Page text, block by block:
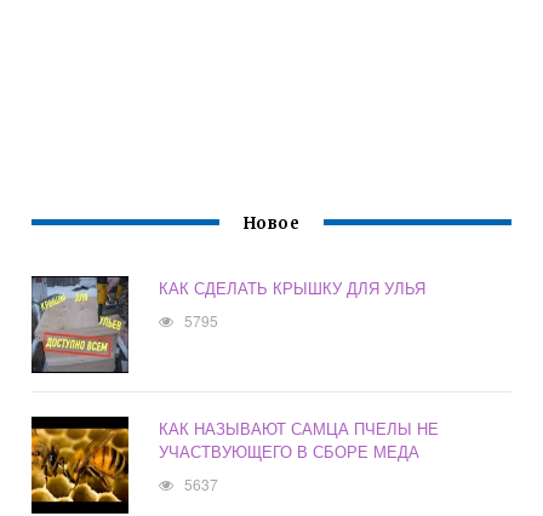
Новое
КАК СДЕЛАТЬ КРЫШКУ ДЛЯ УЛЬЯ
5795
КАК НАЗЫВАЮТ САМЦА ПЧЕЛЫ НЕ
УЧАСТВУЮЩЕГО В СБОРЕ МЕДА
5637